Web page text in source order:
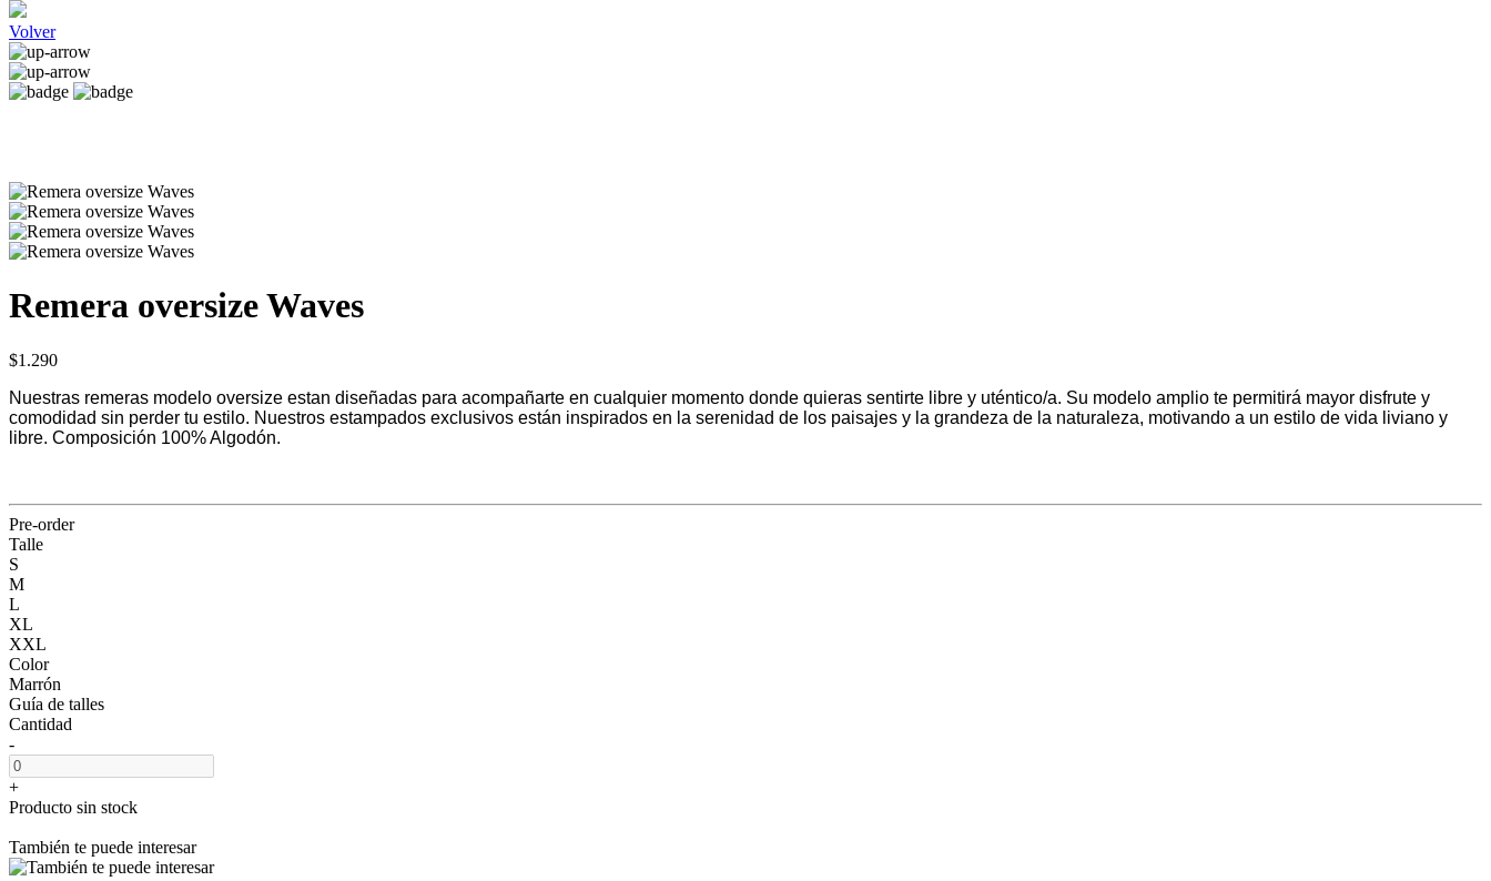
Volver
Remera oversize Waves
$1.290
Nuestras remeras modelo oversize estan diseñadas para acompañarte en cualquier momento donde quieras sentirte libre y uténtico/a. Su modelo amplio te permitirá mayor disfrute y
comodidad sin perder tu estilo. Nuestros estampados exclusivos están inspirados en la serenidad de los paisajes y la grandeza de la naturaleza, motivando a un estilo de vida liviano y
libre. Composición 100% Algodón.
Pre-order
Talle
S
M
L
XL
XXL
Color
Marrón
Guía de talles
Cantidad
-
+
Producto sin stock
También te puede interesar